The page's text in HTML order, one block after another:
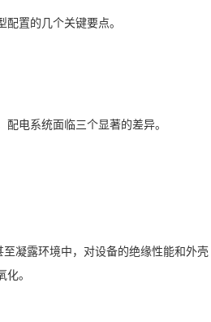
置的几个关键要点。
电系统面临三个显著的差异。
凝露环境中，对设备的绝缘性能和外壳
。